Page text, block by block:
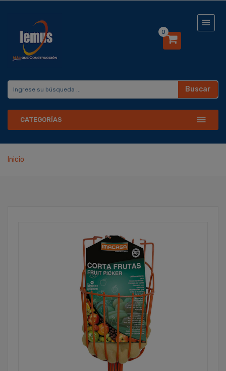
0
Buscar
CATEGORÍAS
Inicio